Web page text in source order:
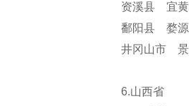
资溪县 宜
鄱阳县 婺
井冈山市 景
6.山西省